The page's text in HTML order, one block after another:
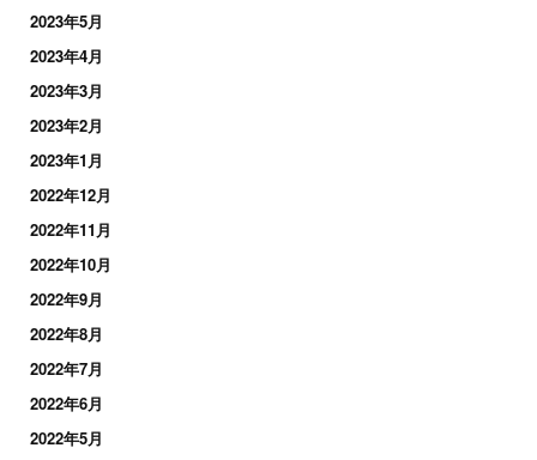
2023年5月
2023年4月
2023年3月
2023年2月
2023年1月
2022年12月
2022年11月
2022年10月
2022年9月
2022年8月
2022年7月
2022年6月
2022年5月